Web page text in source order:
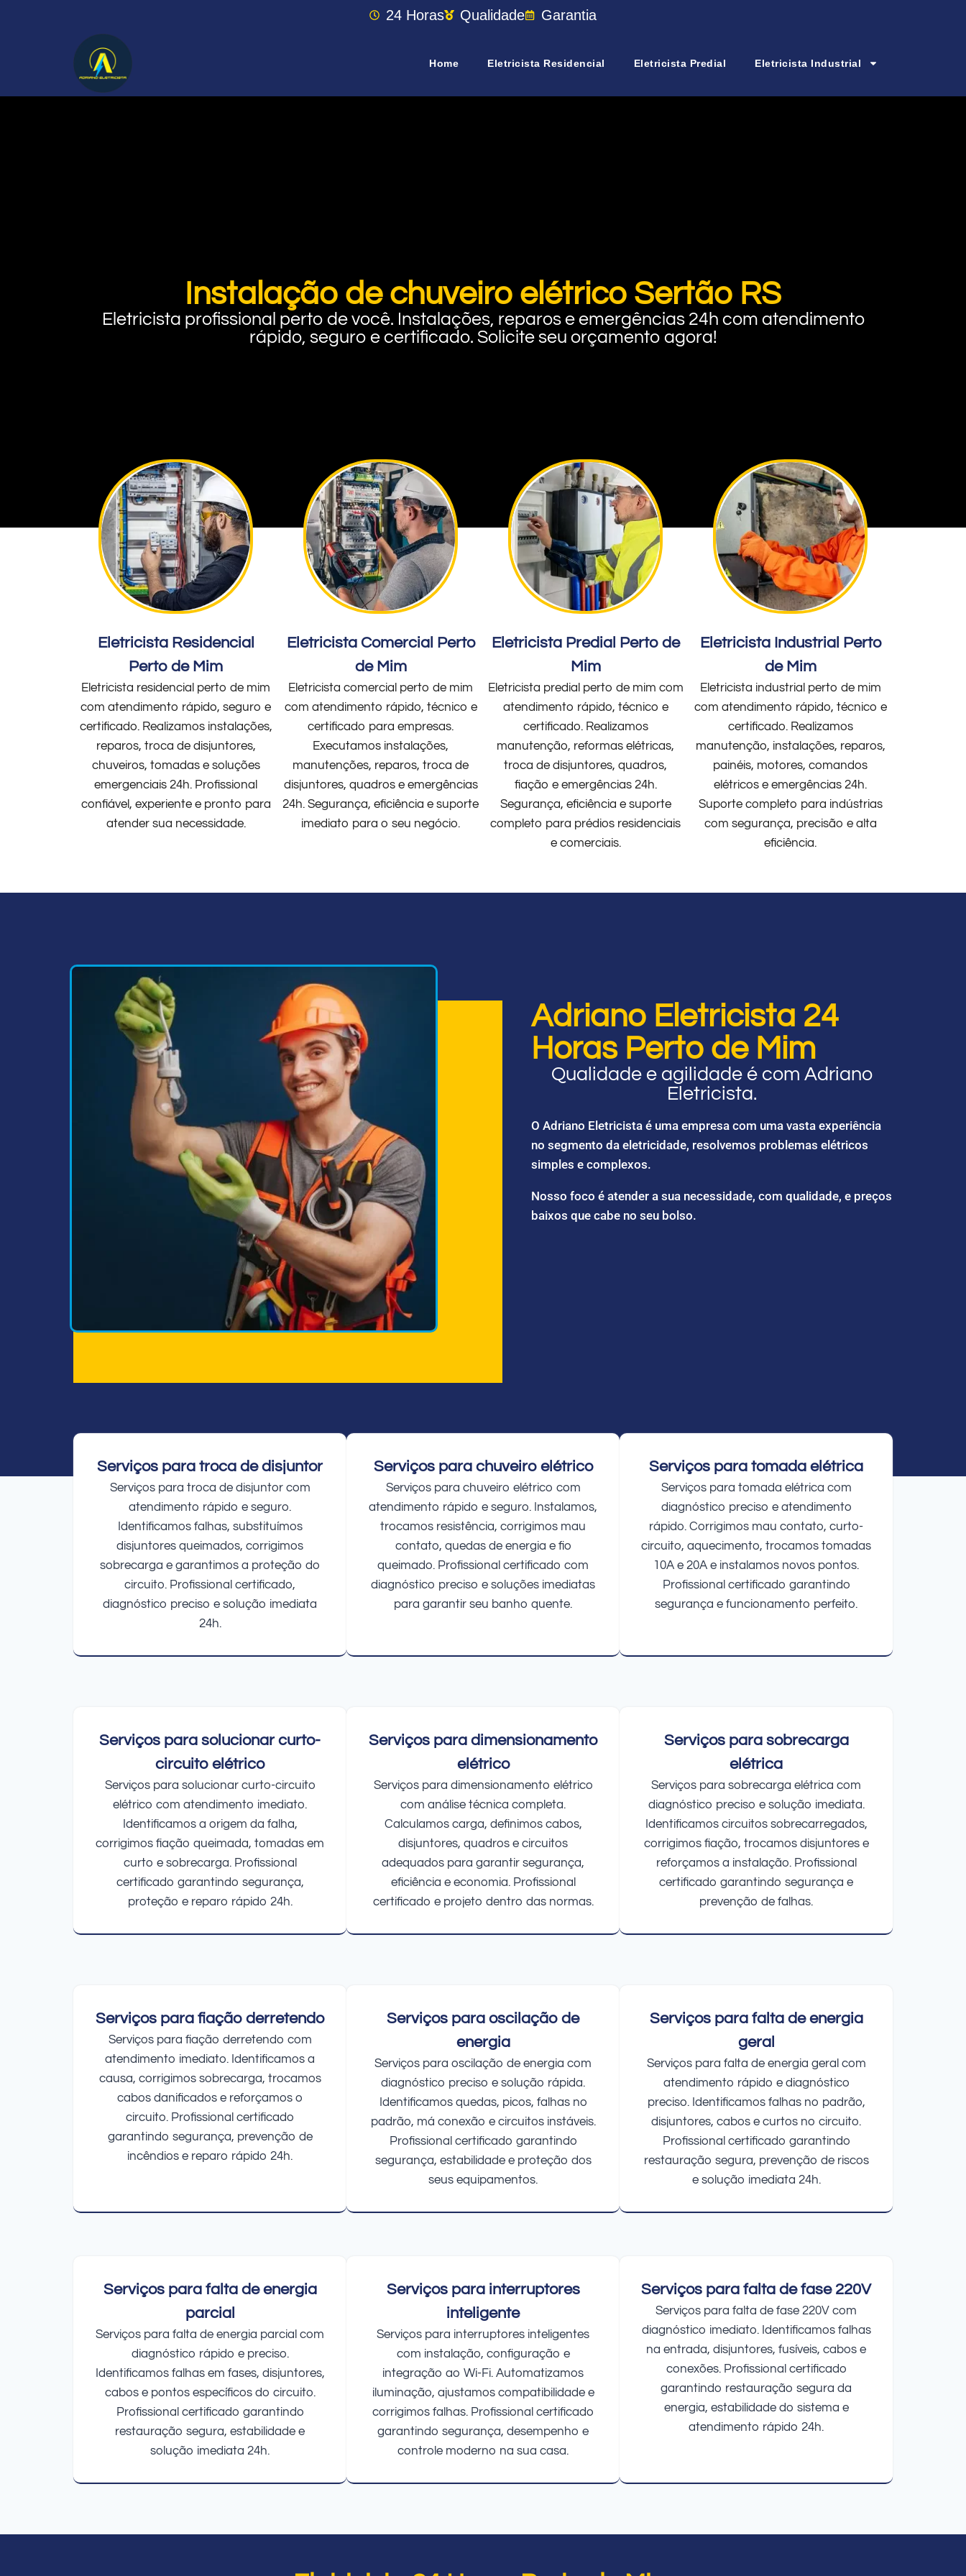
24 Horas Qualidade Garantia
Home Eletricista Residencial Eletricista Predial Eletricista Industrial
Instalação de chuveiro elétrico Sertão RS
Eletricista profissional perto de você. Instalações, reparos e emergências 24h com atendimento
rápido, seguro e certificado. Solicite seu orçamento agora!
Eletricista Residencial
Perto de Mim
Eletricista residencial perto de mim
com atendimento rápido, seguro e
certificado. Realizamos instalações,
reparos, troca de disjuntores,
chuveiros, tomadas e soluções
emergenciais 24h. Profissional
confiável, experiente e pronto para
atender sua necessidade.
Eletricista Comercial Perto
de Mim
Eletricista comercial perto de mim
com atendimento rápido, técnico e
certificado para empresas.
Executamos instalações,
manutenções, reparos, troca de
disjuntores, quadros e emergências
24h. Segurança, eficiência e suporte
imediato para o seu negócio.
Eletricista Predial Perto de
Mim
Eletricista predial perto de mim com
atendimento rápido, técnico e
certificado. Realizamos
manutenção, reformas elétricas,
troca de disjuntores, quadros,
fiação e emergências 24h.
Segurança, eficiência e suporte
completo para prédios residenciais
e comerciais.
Eletricista Industrial Perto
de Mim
Eletricista industrial perto de mim
com atendimento rápido, técnico e
certificado. Realizamos
manutenção, instalações, reparos,
painéis, motores, comandos
elétricos e emergências 24h.
Suporte completo para indústrias
com segurança, precisão e alta
eficiência.
Adriano Eletricista 24
Horas Perto de Mim
Qualidade e agilidade é com Adriano
Eletricista.
O Adriano Eletricista é uma empresa com uma vasta experiência
no segmento da eletricidade, resolvemos problemas elétricos
simples e complexos.
Nosso foco é atender a sua necessidade, com qualidade, e preços
baixos que cabe no seu bolso.
Serviços para troca de disjuntor
Serviços para troca de disjuntor com
atendimento rápido e seguro.
Identificamos falhas, substituímos
disjuntores queimados, corrigimos
sobrecarga e garantimos a proteção do
circuito. Profissional certificado,
diagnóstico preciso e solução imediata
24h.
Serviços para chuveiro elétrico
Serviços para chuveiro elétrico com
atendimento rápido e seguro. Instalamos,
trocamos resistência, corrigimos mau
contato, quedas de energia e fio
queimado. Profissional certificado com
diagnóstico preciso e soluções imediatas
para garantir seu banho quente.
Serviços para tomada elétrica
Serviços para tomada elétrica com
diagnóstico preciso e atendimento
rápido. Corrigimos mau contato, curto-
circuito, aquecimento, trocamos tomadas
10A e 20A e instalamos novos pontos.
Profissional certificado garantindo
segurança e funcionamento perfeito.
Serviços para solucionar curto-
circuito elétrico
Serviços para solucionar curto-circuito
elétrico com atendimento imediato.
Identificamos a origem da falha,
corrigimos fiação queimada, tomadas em
curto e sobrecarga. Profissional
certificado garantindo segurança,
proteção e reparo rápido 24h.
Serviços para dimensionamento
elétrico
Serviços para dimensionamento elétrico
com análise técnica completa.
Calculamos carga, definimos cabos,
disjuntores, quadros e circuitos
adequados para garantir segurança,
eficiência e economia. Profissional
certificado e projeto dentro das normas.
Serviços para sobrecarga
elétrica
Serviços para sobrecarga elétrica com
diagnóstico preciso e solução imediata.
Identificamos circuitos sobrecarregados,
corrigimos fiação, trocamos disjuntores e
reforçamos a instalação. Profissional
certificado garantindo segurança e
prevenção de falhas.
Serviços para fiação derretendo
Serviços para fiação derretendo com
atendimento imediato. Identificamos a
causa, corrigimos sobrecarga, trocamos
cabos danificados e reforçamos o
circuito. Profissional certificado
garantindo segurança, prevenção de
incêndios e reparo rápido 24h.
Serviços para oscilação de
energia
Serviços para oscilação de energia com
diagnóstico preciso e solução rápida.
Identificamos quedas, picos, falhas no
padrão, má conexão e circuitos instáveis.
Profissional certificado garantindo
segurança, estabilidade e proteção dos
seus equipamentos.
Serviços para falta de energia
geral
Serviços para falta de energia geral com
atendimento rápido e diagnóstico
preciso. Identificamos falhas no padrão,
disjuntores, cabos e curtos no circuito.
Profissional certificado garantindo
restauração segura, prevenção de riscos
e solução imediata 24h.
Serviços para falta de energia
parcial
Serviços para falta de energia parcial com
diagnóstico rápido e preciso.
Identificamos falhas em fases, disjuntores,
cabos e pontos específicos do circuito.
Profissional certificado garantindo
restauração segura, estabilidade e
solução imediata 24h.
Serviços para interruptores
inteligente
Serviços para interruptores inteligentes
com instalação, configuração e
integração ao Wi-Fi. Automatizamos
iluminação, ajustamos compatibilidade e
corrigimos falhas. Profissional certificado
garantindo segurança, desempenho e
controle moderno na sua casa.
Serviços para falta de fase 220V
Serviços para falta de fase 220V com
diagnóstico imediato. Identificamos falhas
na entrada, disjuntores, fusíveis, cabos e
conexões. Profissional certificado
garantindo restauração segura da
energia, estabilidade do sistema e
atendimento rápido 24h.